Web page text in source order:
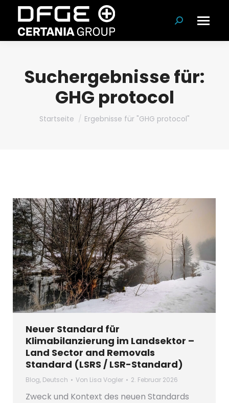
Suchen:
Suchergebnisse für:
GHG protocol
Du bist hier:
Startseite Ergebnisse für "GHG protocol"
Neuer Standard für
Klimabilanzierung im Landsektor –
Land Sector and Removals
Standard (LSRS / LSR-Standard)
Blog, Deutsch Von Lisa Vogler 2. Februar 2026
Zweck und Kontext des neuen Standards